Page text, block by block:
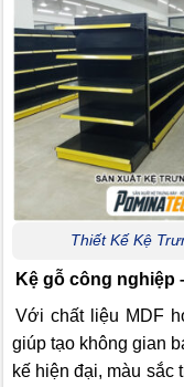
Thiết Kế Kệ
Kệ gỗ công nghiệp
Với chất liệu MDF
giúp tạo không gian
kế hiện đại, màu